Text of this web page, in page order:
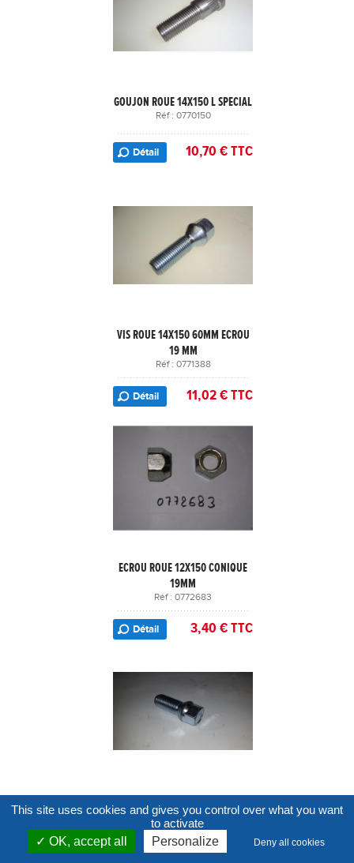
GOUJON ROUE 14X150 L SPECIAL
Réf : 0770150
Détail 10,70 € TTC
VIS ROUE 14X150 60MM ECROU
19 MM
Réf : 0771388
Détail 11,02 € TTC
ECROU ROUE 12X150 CONIQUE
19MM
Réf : 0772683
Détail 3,40 € TTC
VIS ROUE 16X150 54mm ECROU
19mm DUCATO
Réf : 0771160
This site uses cookies and gives you control over what you want
to activate
OK, accept all
Personalize Deny all cookies